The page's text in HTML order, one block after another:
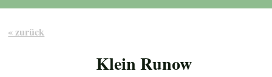
« zurück
Klein Runow